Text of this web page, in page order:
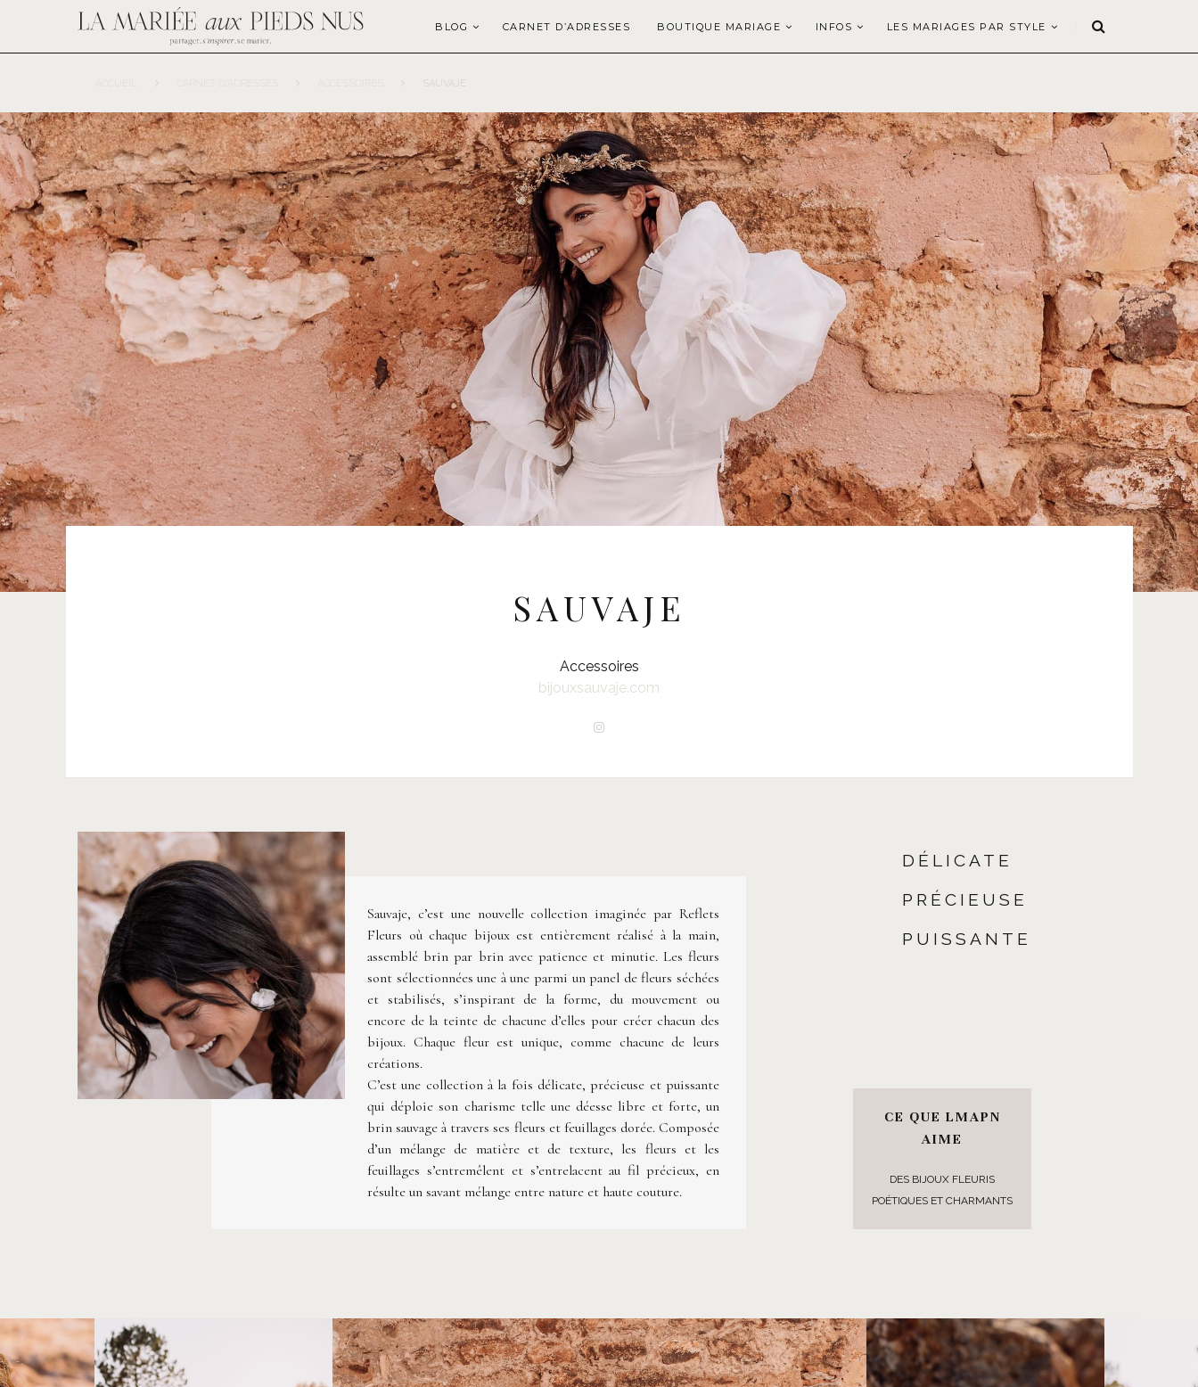
BLOG CARNET D’ADRESSES BOUTIQUE MARIAGE INFOS LES MARIAGES PAR STYLE
SAUVAJE
Accessoires
bijouxsauvaje.com
Sauvaje, c’est une nouvelle collection imaginée par Reflets
Fleurs où chaque bijoux est entièrement réalisé à la main,
assemblé brin par brin avec patience et minutie. Les fleurs
sont sélectionnées une à une parmi un panel de fleurs séchées
et stabilisés, s’inspirant de la forme, du mouvement ou
encore de la teinte de chacune d’elles pour créer chacun des
bijoux. Chaque fleur est unique, comme chacune de leurs
créations.
C’est une collection à la fois délicate, précieuse et puissante
qui déploie son charisme telle une déesse libre et forte, un
brin sauvage à travers ses fleurs et feuillages dorée. Composée
d’un mélange de matière et de texture, les fleurs et les
feuillages s’entremêlent et s’entrelacent au fil précieux, en
résulte un savant mélange entre nature et haute couture.
DÉLICATE
PRÉCIEUSE
PUISSANTE
CE QUE LMAPN
AIME
DES BIJOUX FLEURIS
POÉTIQUES ET CHARMANTS